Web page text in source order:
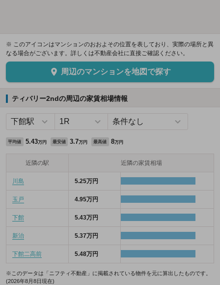
※ このアイコンはマンションのおおよその位置を表しており、実際の場所と異
なる場合がございます。詳しくは不動産会社に直接ご確認ください。
周辺のマンションを地図で探す
ティバリー2ndの周辺の家賃相場情報
平均値 5.43万円 最安値 3.7万円 最高値 8万円
近隣の駅 近隣の家賃相場
川島 5.25万円
玉戸 4.95万円
下館 5.43万円
新治 5.37万円
下館二高前 5.48万円
※このデータは「ニフティ不動産」に掲載されている物件を元に算出したものです。
(2026年8月8日現在)